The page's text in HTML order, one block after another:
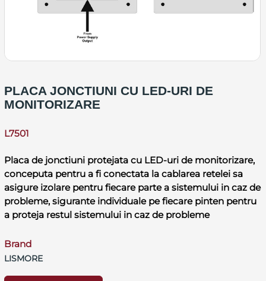
PLACA JONCTIUNI CU LED-URI DE
MONITORIZARE
L7501
Placa de jonctiuni protejata cu LED-uri de monitorizare,
conceputa pentru a fi conectata la cablarea retelei sa
asigure izolare pentru fiecare parte a sistemului in caz de
probleme, sigurante individuale pe fiecare pinten pentru
a proteja restul sistemului in caz de probleme
Brand
LISMORE